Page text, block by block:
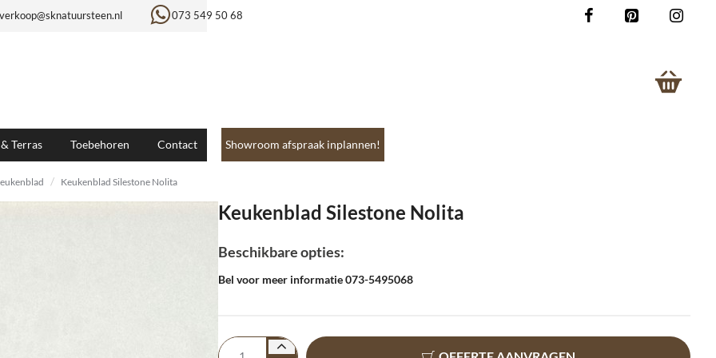
verkoop@sknatuursteen.nl 073 549 50 68
Terras Toebehoren Contact Showroom afspraak inplannen!
Keukenblad Silestone Nolita
Keukenblad Silestone Nolita
Beschikbare opties:
Bel voor meer informatie 073-5495068